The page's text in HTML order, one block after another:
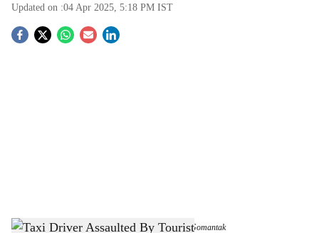
Updated on :04 Apr 2025, 5:18 PM IST
S
Taxi Operators AT Porvorim Police Station - Dainik Gomantak